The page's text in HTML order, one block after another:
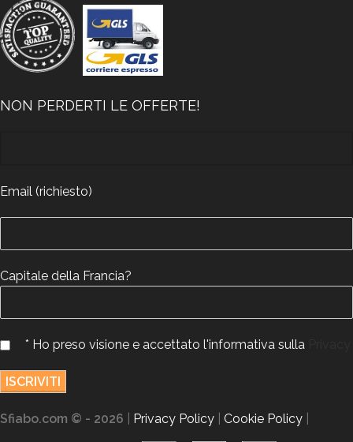
NON PERDERTI LE OFFERTE!
Email (richiesto)
Capitale della Francia?
* Ho preso visione e accettato l'informativa sulla
Sfiabo.com © - 2026 Privacy Policy Cookie Policy